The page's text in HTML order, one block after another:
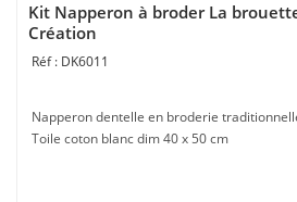
Kit Napperon à broder La
Création
DK6011
Napperon dentelle en broderie
Toile coton blanc dim 40 x 50 cm